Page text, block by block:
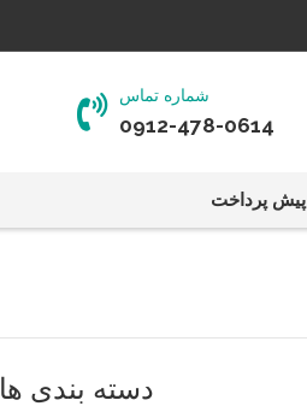
شماره تماس
0912-478-0614
پیش پرداخت
دسته بندی ها